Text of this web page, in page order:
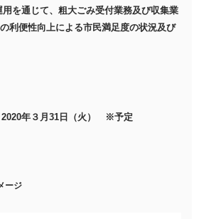
を通じて、粗大ごみ受付業務及び収集業
利便性向上による市民満足度の状況及び
2020年３月31日（火） ※予定
ージ